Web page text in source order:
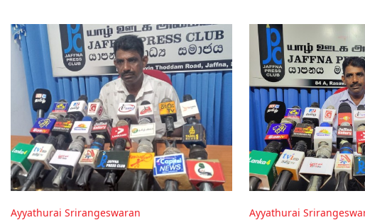
Ayyathurai Srirangeswaran Ayyathurai